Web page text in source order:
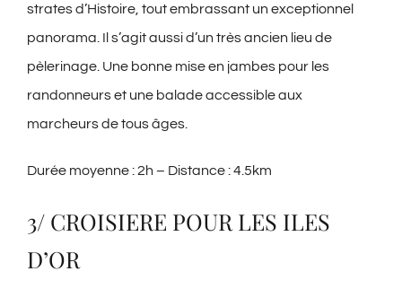
strates d’Histoire, tout embrassant un exceptionnel
panorama. Il s’agit aussi d’un très ancien lieu de
pèlerinage. Une bonne mise en jambes pour les
randonneurs et une balade accessible aux
marcheurs de tous âges.
Durée moyenne : 2h – Distance : 4.5km
3/ CROISIERE POUR LES ILES
D’OR